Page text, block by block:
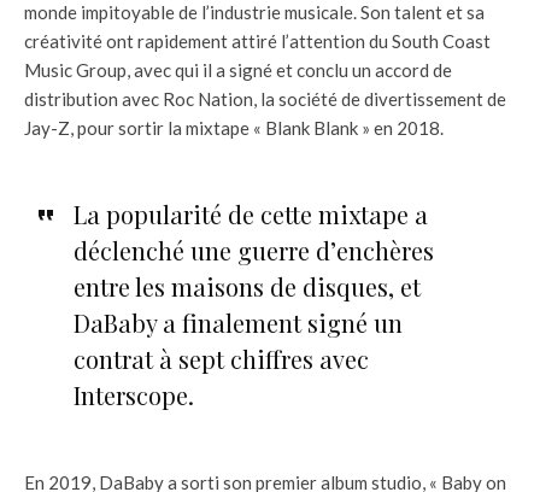
monde impitoyable de l’industrie musicale. Son talent et sa
créativité ont rapidement attiré l’attention du South Coast
Music Group, avec qui il a signé et conclu un accord de
distribution avec Roc Nation, la société de divertissement de
Jay-Z, pour sortir la mixtape « Blank Blank » en 2018.
La popularité de cette mixtape a
déclenché une guerre d’enchères
entre les maisons de disques, et
DaBaby a finalement signé un
contrat à sept chiffres avec
Interscope.
En 2019, DaBaby a sorti son premier album studio, « Baby on